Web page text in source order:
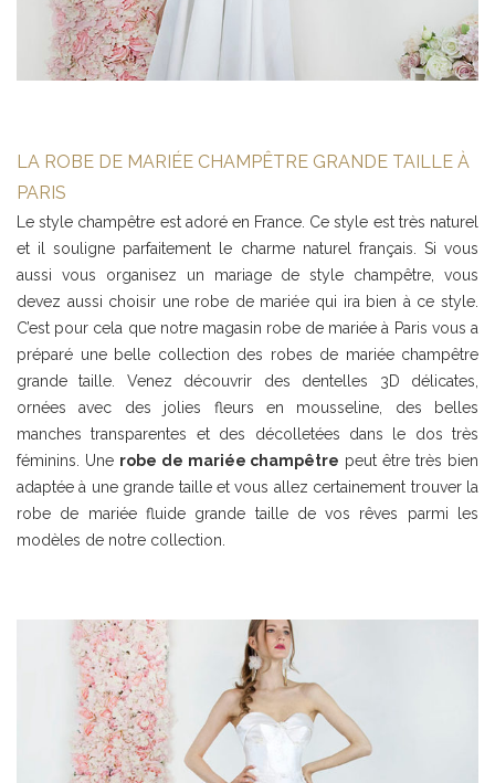
LA ROBE DE MARIÉE CHAMPÊTRE GRANDE TAILLE À
PARIS
Le style champêtre est adoré en France. Ce style est très naturel
et il souligne parfaitement le charme naturel français. Si vous
aussi vous organisez un mariage de style champêtre, vous
devez aussi choisir une robe de mariée qui ira bien à ce style.
C’est pour cela que notre magasin robe de mariée à Paris vous a
préparé une belle collection des robes de mariée champêtre
grande taille. Venez découvrir des dentelles 3D délicates,
ornées avec des jolies fleurs en mousseline, des belles
manches transparentes et des décolletées dans le dos très
féminins. Une robe de mariée champêtre peut être très bien
adaptée à une grande taille et vous allez certainement trouver la
robe de mariée fluide grande taille de vos rêves parmi les
modèles de notre collection.